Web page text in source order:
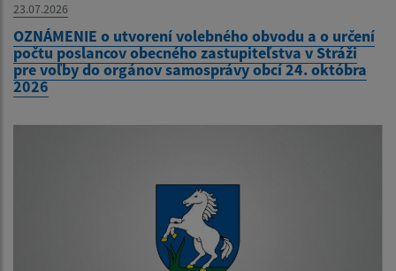
23.07.2026
OZNÁMENIE o utvorení volebného obvodu a o určení
počtu poslancov obecného zastupiteľstva v Stráži
pre voľby do orgánov samosprávy obcí 24. októbra
2026